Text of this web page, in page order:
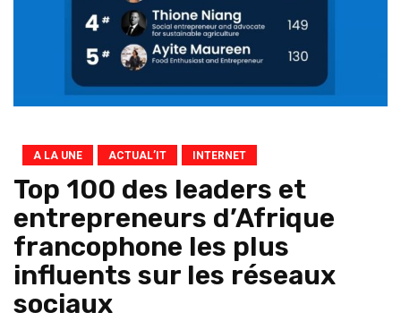
A LA UNE ACTUAL’IT INTERNET
Top 100 des leaders et
entrepreneurs d’Afrique
francophone les plus
influents sur les réseaux
sociaux